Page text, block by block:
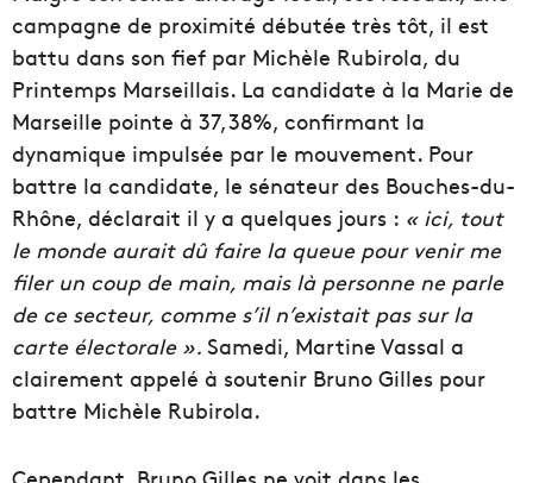
campagne de proximité débutée très tôt, il est
battu dans son fief par Michèle Rubirola, du
Printemps Marseillais. La candidate à la Marie de
Marseille pointe à 37,38%, confirmant la
dynamique impulsée par le mouvement. Pour
battre la candidate, le sénateur des Bouches-du-
Rhône, déclarait il y a quelques jours : « ici, tout
le monde aurait dû faire la queue pour venir me
filer un coup de main, mais là personne ne parle
de ce secteur, comme s’il n’existait pas sur la
carte électorale ». Samedi, Martine Vassal a
clairement appelé à soutenir Bruno Gilles pour
battre Michèle Rubirola.